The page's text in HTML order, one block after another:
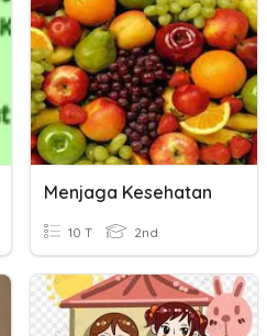
Menjaga Kesehatan
10 T 2nd